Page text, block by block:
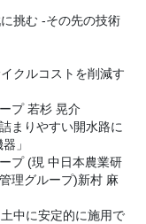
挑む -その先の技術
クルコストを削減す
プ 若杉 晃介
まりやすい開水路に
」
プ (現 中日本農業研
理グループ)新村 麻
中に安定的に施用で